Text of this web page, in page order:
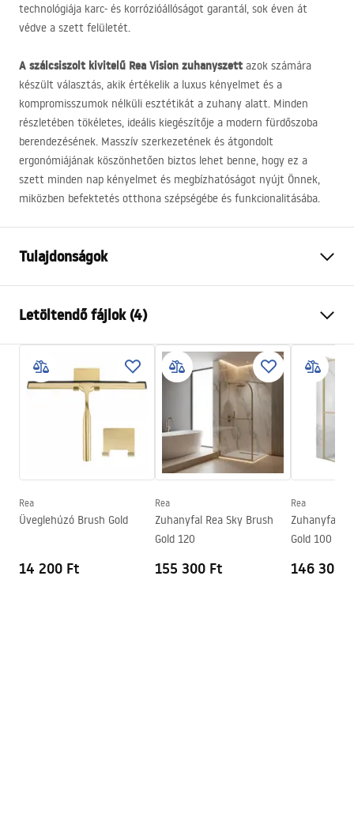
technológiája karc- és korrózióállóságot garantál, sok éven át
védve a szett felületét.
A szálcsiszolt kivitelű Rea Vision zuhanyszett azok számára
készült választás, akik értékelik a luxus kényelmet és a
kompromisszumok nélküli esztétikát a zuhany alatt. Minden
részletében tökéletes, ideális kiegészítője a modern fürdőszoba
berendezésének. Masszív szerkezetének és átgondolt
ergonómiájának köszönhetően biztos lehet benne, hogy ez a
szett minden nap kényelmet és megbízhatóságot nyújt Önnek,
miközben befektetés otthona szépségébe és funkcionalitásába.
Tulajdonságok
Anyag
Csaptelep típusa
Egykaros
Felszerelés
Külső
Magasságállítás
mm
Max. magasság
1145mm
Igen, forgatható
Nyomásszabályozás
Anti-Calc rendszer
Igen
A vízcsatlakozások távolsága
150mm
Letöltendő fájlok (4)
Biztonsági információk
Safety_Information_Shower_set.pdf
Warranty_Terms_and_Conditions_Faucets_-_5.pdf
Összeszerelési útmutató
Rea
Üveglehúzó Brush Gold
14 200 Ft
Rea
Zuhanyfal Rea Sky Brush
Gold 120
155 300 Ft
Rea
Zuhanyfal
Gold 100
146 300